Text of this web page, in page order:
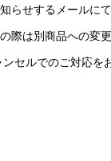
らせするメールに
際は別商品への変
セルでのご対応を